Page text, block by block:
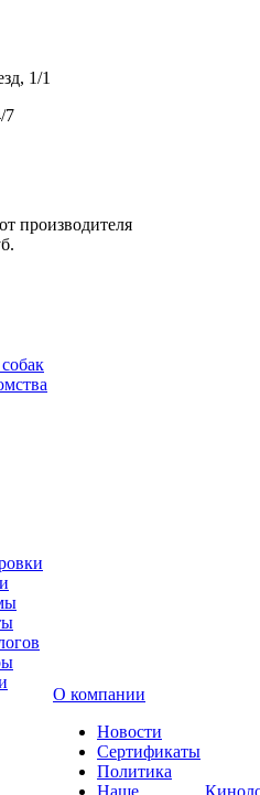
1/1
7
производителя
О компании
Новости
Сертификаты
Политика
Наше